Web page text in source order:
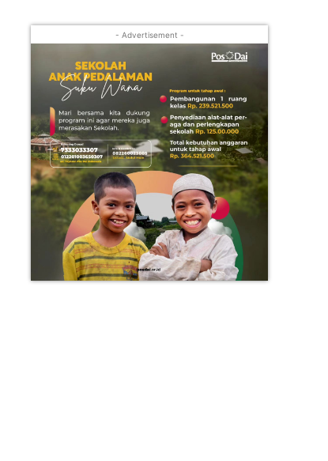
- Advertisement -